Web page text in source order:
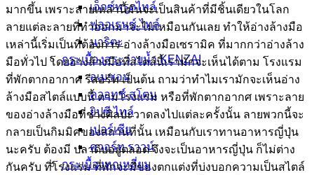
เอ็กซ์ทรูดไทล์
ฟลอเรนซ์ ไทล์
นาริตะ
กระเบื้องสระว่ายน้ำ KENZAI
อเมซอน
ควอทซ์ สโตน
ยิปซี ไทล์
เปอร์เซีย
ควอร์ท ราวน์
กระเบื้องหกเหลี่ยม
มากขึ้น เพราะลายเหล่านี้มันจะเป็นสินค้าที่มีชิ้นเดียวในโลก
ลายแต่ละลายที่ทำออกมาจะไม่เหมือนกันเลย ทำให้อ่างล้างมือ
เหล่านี้เริ่มเป็นที่ต้องการ อ่างล้างมือเซรามิค ที่มากกว่าอ่างล้าง
มือทั่วไป โดยอ่างล้างมือที่สไตล์นี้เรามักจะเห็นได้ตาม โรงแรม
ที่พักตากอากาศ รีสอร์ท เป็นต้น ถามว่าทำไมเรามักจะเห็นอ่าง
ล้างมือสไตล์แบบนี้ ตามโรงแรม หรือที่พักตากอากศ เพราะลาย
ของอ่างล้างมือที่ช่างศิลปะวาดลงไปแต่ละครั้งนั้น ลายพวกนี้จะ
กลายเป็นกิมมิคของสถานที่นั้น เหมือนกับเราทานอาหารญี่ปุ่น
นะครับ ต้องมี ปลาดิบอยู่ตลอด จึงจะเป็นอาหารญี่ปุ่น ก็ไม่ต่าง
กันครับ ที่โรงแรม ที่พักจะมีของตกแต่งที่บ่งบอกความเป็นสไตล์